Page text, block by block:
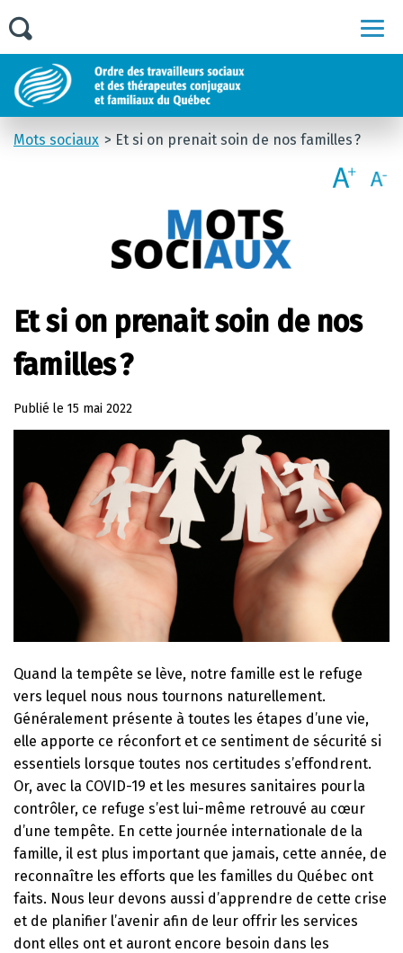
Mots sociaux Et si on prenait soin de nos familles ?
Et si on prenait soin de nos
familles ?
Publié le 15 mai 2022
Quand la tempête se lève, notre famille est le refuge
vers lequel nous nous tournons naturellement.
Généralement présente à toutes les étapes d’une vie,
elle apporte ce réconfort et ce sentiment de sécurité si
essentiels lorsque toutes nos certitudes s’effondrent.
Or, avec la COVID-19 et les mesures sanitaires pour la
contrôler, ce refuge s’est lui-même retrouvé au cœur
d’une tempête. En cette journée internationale de la
famille, il est plus important que jamais, cette année, de
reconnaître les efforts que les familles du Québec ont
faits. Nous leur devons aussi d’apprendre de cette crise
et de planifier l’avenir afin de leur offrir les services
dont elles ont et auront encore besoin dans les